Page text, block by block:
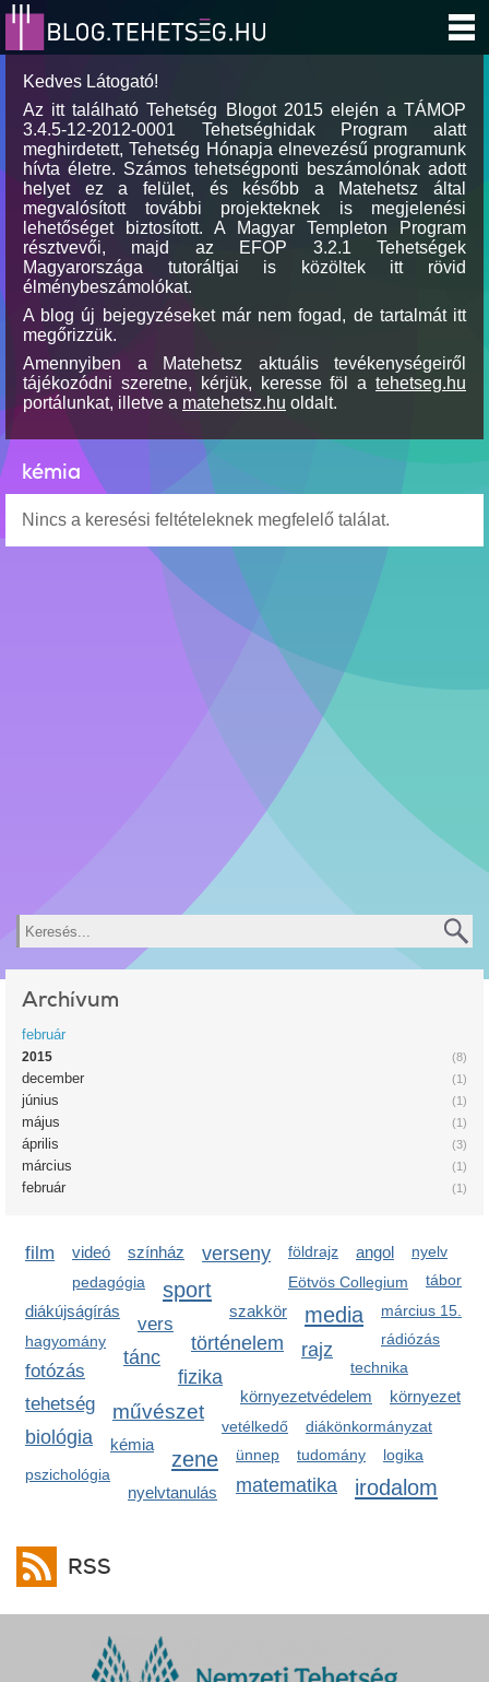
Kedves Látogató!
Az itt található Tehetség Blogot 2015 elején a TÁMOP
3.4.5-12-2012-0001 Tehetséghidak Program alatt
meghirdetett, Tehetség Hónapja elnevezésű programunk
hívta életre. Számos tehetségponti beszámolónak adott
helyet ez a felület, és később a Matehetsz által
megvalósított további projekteknek is megjelenési
lehetőséget biztosított. A Magyar Templeton Program
résztvevői, majd az EFOP 3.2.1 Tehetségek
Magyarországa tutoráltjai is közöltek itt rövid
élménybeszámolókat.
A blog új bejegyzéseket már nem fogad, de tartalmát itt
megőrizzük.
Amennyiben a Matehetsz aktuális tevékenységeiről
tájékozódni szeretne, kérjük, keresse föl a tehetseg.hu
portálunkat, illetve a matehetsz.hu oldalt.
kémia
Nincs a keresési feltételeknek megfelelő találat.
Keresés
Archívum
február
(8)
2015
(1)
december
(1)
június
(1)
május
(3)
április
(1)
március
(1)
február
film videó színház verseny földrajz angol
Eötvös Collegium
pedagógia sport
diákújságírás
nyelv
szakkör media március 15.
vers
rádiózás
hagyomány történelem rajz
technika
tánc
fotózás fizika
környezetvédelem környezet
tehetség művészet
vetélkedő diákönkormányzat
biológia kémia
zene ünnep tudomány
logika
pszichológia
matematika irodalom
tábor
nyelvtanulás
RSS